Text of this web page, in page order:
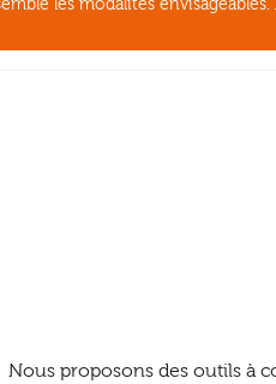
les modalités
Nous proposons des outils à